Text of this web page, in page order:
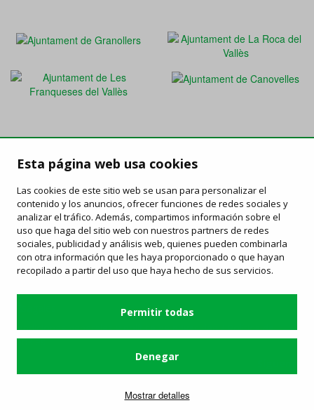
Esta página web usa cookies
Las cookies de este sitio web se usan para personalizar el
contenido y los anuncios, ofrecer funciones de redes sociales y
analizar el tráfico. Además, compartimos información sobre el
uso que haga del sitio web con nuestros partners de redes
sociales, publicidad y análisis web, quienes pueden combinarla
con otra información que les haya proporcionado o que hayan
recopilado a partir del uso que haya hecho de sus servicios.
Permitir todas
Denegar
Mostrar detalles
FAQ/Derechos y deberes/Carta de servicios
interés/Objetos perdidos
Ofertes de trabajo /Información publicidad
Contacta
Estación de Autobuses de Granollers
C/ Avinguda del Parc, 2 - 08402 Granollers
93 870 78 60 -mk@sagales.com
Servicio operado por:
Condiciones generales y política de privacidad/Política de
cookies